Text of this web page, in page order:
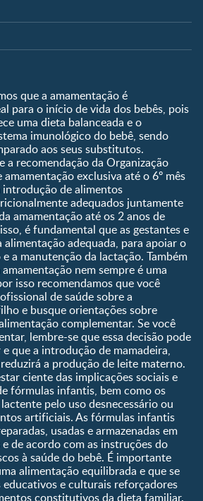
Clube
Temas
Desenvolvimento
Ser Mãe e Pai
Nutrição, Alimentação e
Saúde
de
do
que a amamentação é
para o início de vida dos bebês, pois
uma dieta balanceada e o
imunológico do bebê, sendo
aos seus substitutos.
a recomendação da Organização
exclusiva até o 6º mês
introdução de alimentos
adequados juntamente
amamentação até os 2 anos de
é fundamental que as gestantes e
adequada, para apoiar o
a manutenção da lactação. Também
nem sempre é uma
isso recomendamos que você
de saúde sobre a
e busque orientações sobre
complementar. Se você
lembre-se que essa decisão pode
que a introdução de mamadeira,
a produção de leite materno.
ciente das implicações sociais e
fórmulas infantis, bem como os
pelo uso desnecessário ou
artificiais. As fórmulas infantis
usadas e armazenadas em
de acordo com as instruções do
à saúde do bebê. É importante
alimentação equilibrada e que se
e culturais reforçadores
constitutivos da dieta familiar.